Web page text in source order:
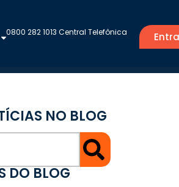
0800 282 1013 Central Telefônica
NO BLOG
DO BLOG